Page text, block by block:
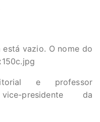
e professor
presidente da